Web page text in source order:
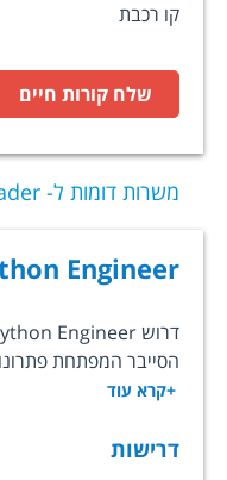
קו רכבת
שלח קורות חיים
משרות דומות ל-
Engineer
הסייבר המפתחת
+קרא עוד
דרישות